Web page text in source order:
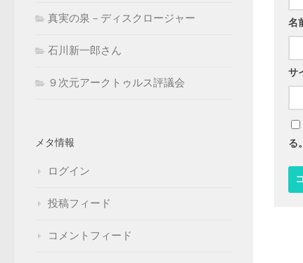
名
サ
る。
真実の泉－ディスクロージャー
石川新一郎さん
９次元アークトゥルス評議会
メタ情報
ログイン
投稿フィード
コメントフィード